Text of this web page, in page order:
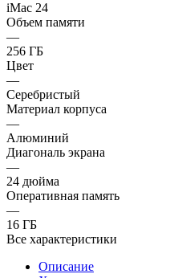
iMac 24
Объем памяти
—
256 ГБ
Цвет
—
Серебристый
Материал корпуса
—
Алюминий
Диагональ экрана
—
24 дюйма
Оперативная память
—
16 ГБ
Все характеристики
Описание